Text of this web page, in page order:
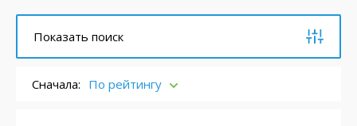
Показать поиск
Сначала: По рейтингу